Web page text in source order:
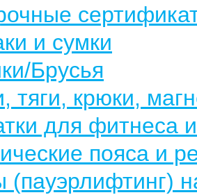
и сумки
Брусья
тяги, крюки,
для фитнеса
пояса и
(пауэрлифтинг)